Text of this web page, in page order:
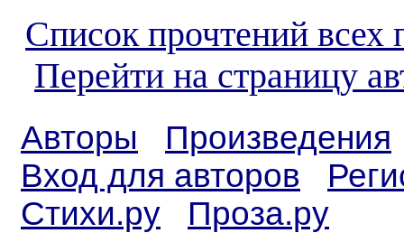
Список прочтений всех
Перейти на страницу
Авторы
Произведения
Вход для авторов
Стихи.ру
Проза.ру